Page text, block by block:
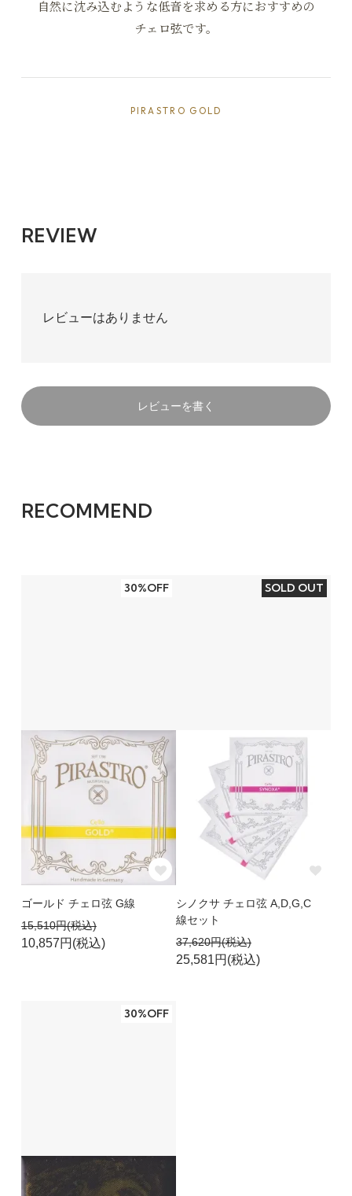
自然に沈み込むような低音を求める方におすすめの
チェロ弦です。
PIRASTRO GOLD
REVIEW
レビューはありません
レビューを書く
RECOMMEND
30%OFF
ゴールド チェロ弦 G線
15,510円(税込)
10,857円(税込)
SOLD OUT
シノクサ チェロ弦 A,D,G,C
線セット
37,620円(税込)
25,581円(税込)
30%OFF